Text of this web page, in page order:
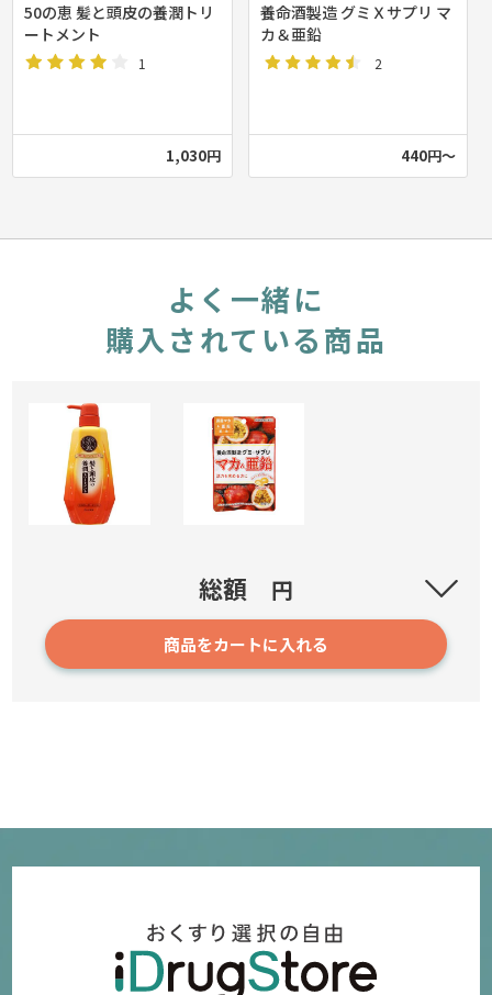
50の恵 髪と頭皮の養潤トリ
ートメント
1
1,030円
養命酒製造 グミＸサプリ マ
カ＆亜鉛
2
440円～
よく一緒に
購入されている商品
1,030円
2
440円～
確認／選び直す
総額 円
商品をカートに入れる